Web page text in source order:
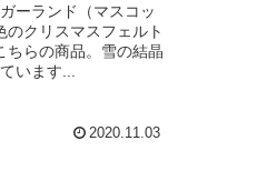
ーランド（マスコッ
クリスマスフェルト
ちらの商品。雪の結晶
います...
2020.11.03